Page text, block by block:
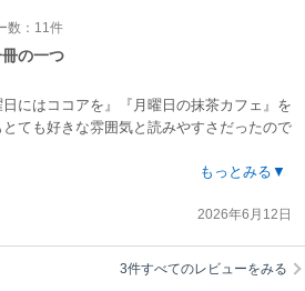
数：11件
の一つ
にはココアを』『月曜日の抹茶カフェ』を
ても好きな雰囲気と読みやすさだったので
今日も頑張ろうと思える一冊です。一人一
もっとみる▼
2026年6月12日
3件すべてのレビューをみる